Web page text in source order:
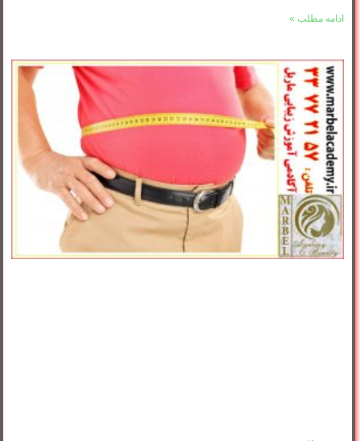
ادامه مطلب »